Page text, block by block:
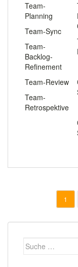
Team-
Planning
Team-Sync
Team-
Backlog-
Refinement
Team-Review
Team-
Retrospektive
1
Suche